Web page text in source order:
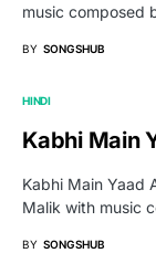
music composed
BY SONGSHUB
HINDI
Kabhi Main
Kabhi Main Yaad
Malik with music
BY SONGSHUB